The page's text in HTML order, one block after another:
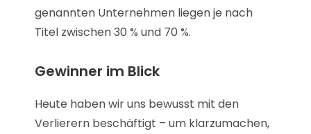
genannten Unternehmen liegen je nach
Titel zwischen 30 % und 70 %.
Gewinner im Blick
Heute haben wir uns bewusst mit den
Verlierern beschäftigt – um klarzumachen,